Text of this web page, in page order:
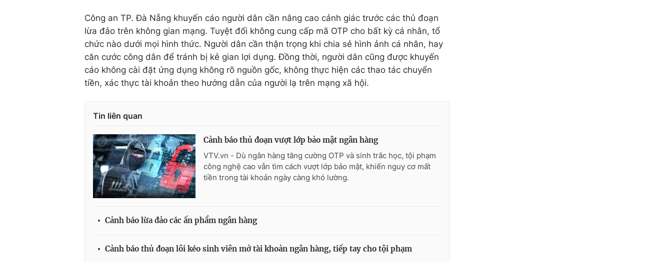
Công an TP. Đà Nẵng khuyến cáo người dân cần nâng cao cảnh giác trước các thủ đoạn
lừa đảo trên không gian mạng. Tuyệt đối không cung cấp mã OTP cho bất kỳ cá nhân, tổ
chức nào dưới mọi hình thức. Người dân cần thận trọng khi chia sẻ hình ảnh cá nhân, hay
căn cước công dân để tránh bị kẻ gian lợi dụng. Đồng thời, người dân cũng được khuyến
cáo không cài đặt ứng dụng không rõ nguồn gốc, không thực hiện các thao tác chuyển
tiền, xác thực tài khoản theo hướng dẫn của người lạ trên mạng xã hội.
Tin liên quan
Cảnh báo thủ đoạn vượt lớp bảo mật ngân hàng
VTV.vn - Dù ngân hàng tăng cường OTP và sinh trắc học, tội phạm
công nghệ cao vẫn tìm cách vượt lớp bảo mật, khiến nguy cơ mất
tiền trong tài khoản ngày càng khó lường.
Cảnh báo lừa đảo các ấn phẩm ngân hàng
Cảnh báo thủ đoạn lôi kéo sinh viên mở tài khoản ngân hàng, tiếp tay cho tội phạm